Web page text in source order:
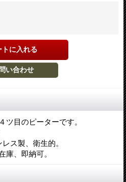
目のピーターです。
ス製、衛生的。
庫、即納可。